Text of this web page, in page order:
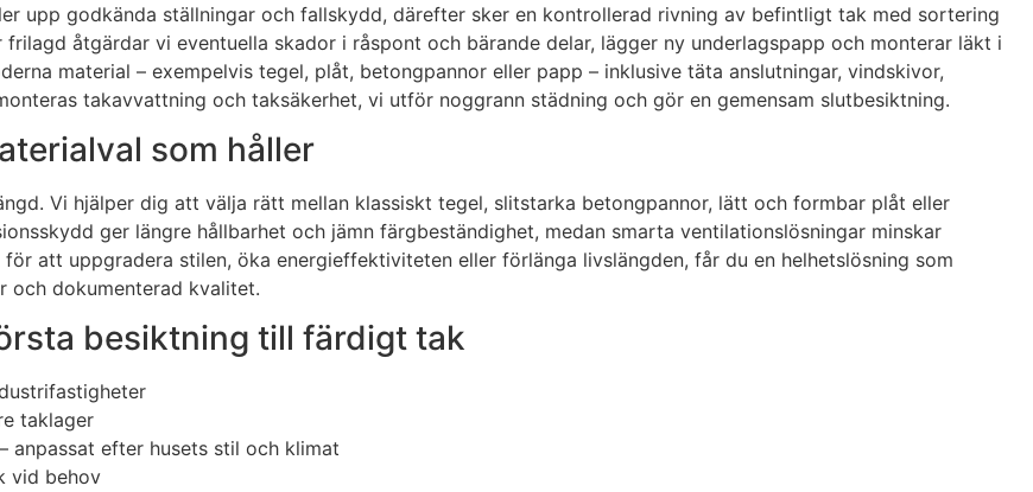
upp godkända ställningar och fallskydd, därefter sker en kontrollerad rivning av befintligt tak med sortering
åtgärdar vi eventuella skador i råspont och bärande delar, lägger ny underlagspapp och monterar läkt i
material – exempelvis tegel, plåt, betongpannor eller papp – inklusive täta anslutningar, vindskivor,
takavvattning och taksäkerhet, vi utför noggrann städning och gör en gemensam slutbesiktning.
som håller
Vi hjälper dig att välja rätt mellan klassiskt tegel, slitstarka betongpannor, lätt och formbar plåt eller
ger längre hållbarhet och jämn färgbeständighet, medan smarta ventilationslösningar minskar
att uppgradera stilen, öka energieffektiviteten eller förlänga livslängden, får du en helhetslösning som
och dokumenterad kvalitet.
besiktning till färdigt tak
taklager
anpassat efter husets stil och klimat
vid behov